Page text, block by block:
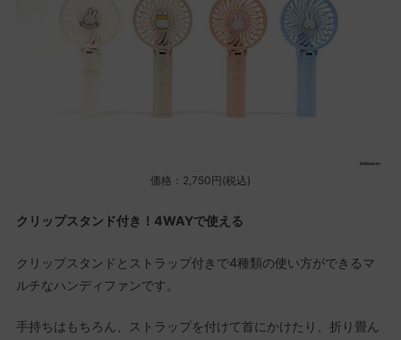
価格：2,750円(税込)
クリップスタンド付き！4WAYで使える
クリップスタンドとストラップ付きで4種類の使い方ができるマ
ルチなハンディファンです。
手持ちはもちろん、ストラップを付けて首にかけたり、折り畳ん